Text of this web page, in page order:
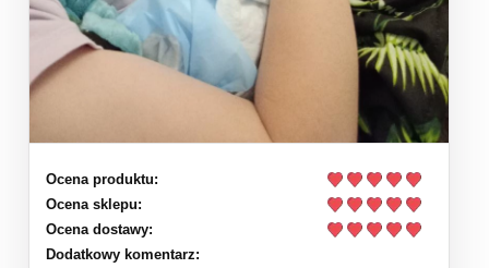
Ocena produktu:
Ocena sklepu:
Ocena dostawy:
Dodatkowy komentarz: